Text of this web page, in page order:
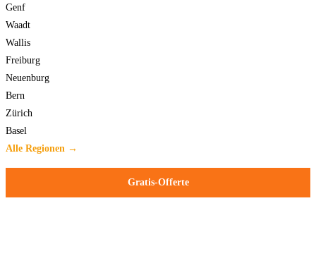
Genf
Waadt
Wallis
Freiburg
Neuenburg
Bern
Zürich
Basel
Alle Regionen →
Gratis-Offerte